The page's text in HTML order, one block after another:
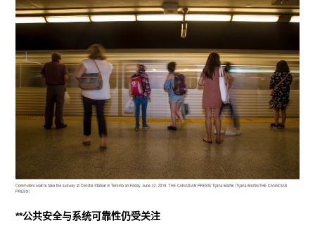
**公共安全与系统可靠性仍受关注